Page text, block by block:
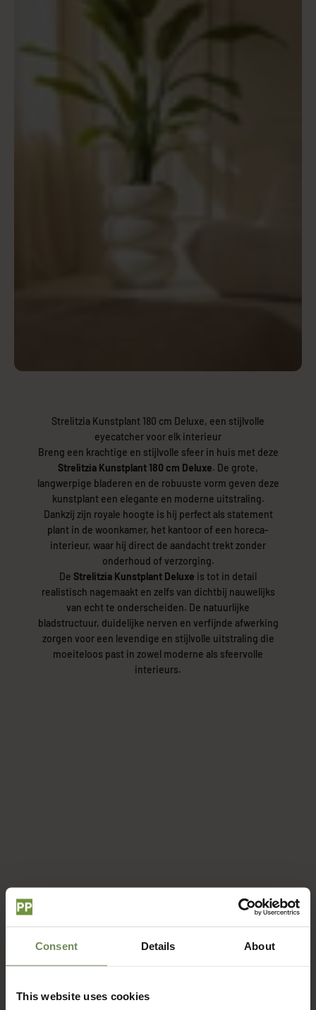
Consent Details About
This website uses cookies
Strelitzia Kunstplant 180 cm Deluxe, een stijlvolle
eyecatcher voor elk interieur
Breng een krachtige en stijlvolle sfeer in huis met deze
Strelitzia Kunstplant 180 cm Deluxe. De grote,
langwerpige bladeren en de robuuste vorm geven deze
kunstplant een elegante en moderne uitstraling.
Dankzij zijn royale hoogte is hij perfect als statement
plant in de woonkamer, het kantoor of een horeca-
interieur, waar hij direct de aandacht trekt zonder
onderhoud of verzorging.
De Strelitzia Kunstplant Deluxe is tot in detail
realistisch nagemaakt en zelfs van dichtbij nauwelijks
van echt te onderscheiden. De natuurlijke
bladstructuur, duidelijke nerven en verfijnde afwerking
zorgen voor een levendige en stijlvolle uitstraling die
moeiteloos past in zowel moderne als sfeervolle
interieurs.